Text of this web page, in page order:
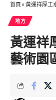
首頁 » 黃運祥厚工
地方
黃運祥
藝術園